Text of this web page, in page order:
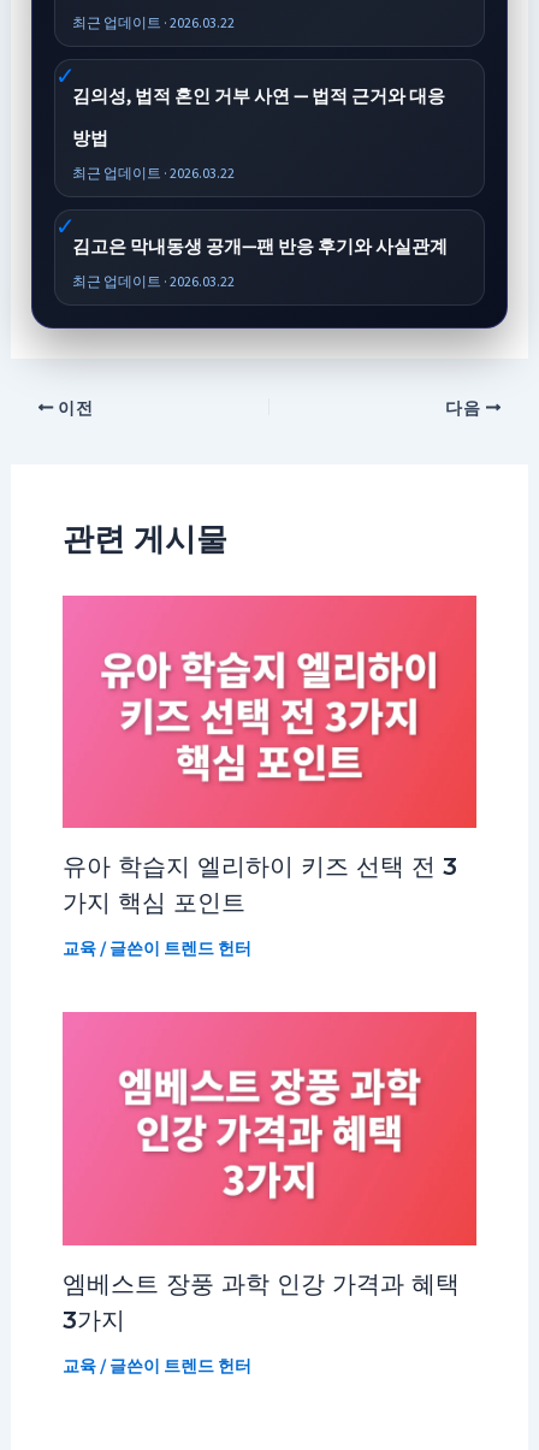
최근 업데이트 · 2026.03.22
김의성, 법적 혼인 거부 사연 — 법적 근거와 대응
방법
최근 업데이트 · 2026.03.22
김고은 막내동생 공개—팬 반응 후기와 사실관계
최근 업데이트 · 2026.03.22
이전 다음
관련 게시물
유아 학습지 엘리하이 키즈 선택 전 3
가지 핵심 포인트
교육/ 글쓴이 트렌드 헌터
엠베스트 장풍 과학 인강 가격과 혜택
3가지
교육/ 글쓴이 트렌드 헌터